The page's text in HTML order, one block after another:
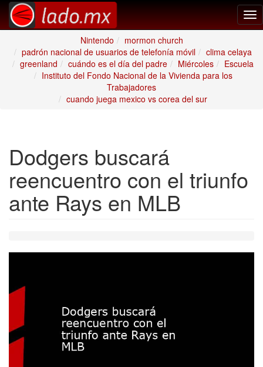
Nintendo
mormon church
padrón nacional de usuarios de telefonía móvil
clima celaya
greenland
cuándo es el día del padre Miércoles
Escuela
Instituto del Fondo Nacional de la Vivienda para los
Trabajadores
cuando juega mexico vs corea del sur
Dodgers buscará
reencuentro con el triunfo
ante Rays en MLB